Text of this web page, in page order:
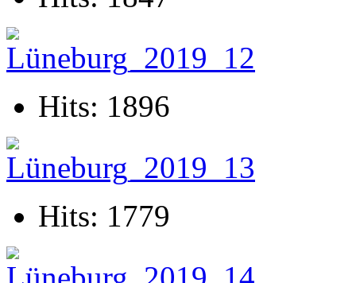
Hits: 1896
Hits: 1779